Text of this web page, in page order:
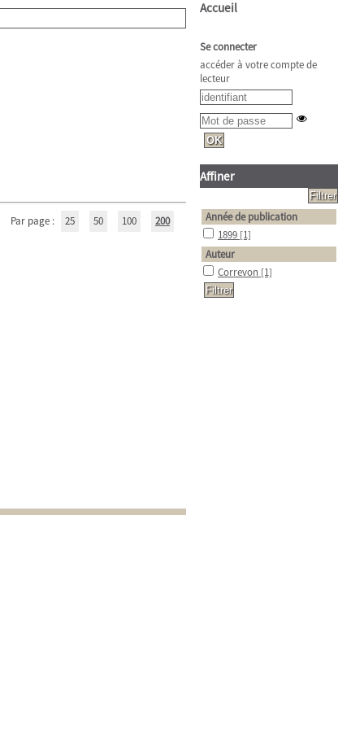
Par page : 25 50 100 200
Accueil
Se connecter
accéder à votre compte de
lecteur
Affiner
Année de publication
1899 [1]
Auteur
Correvon [1]